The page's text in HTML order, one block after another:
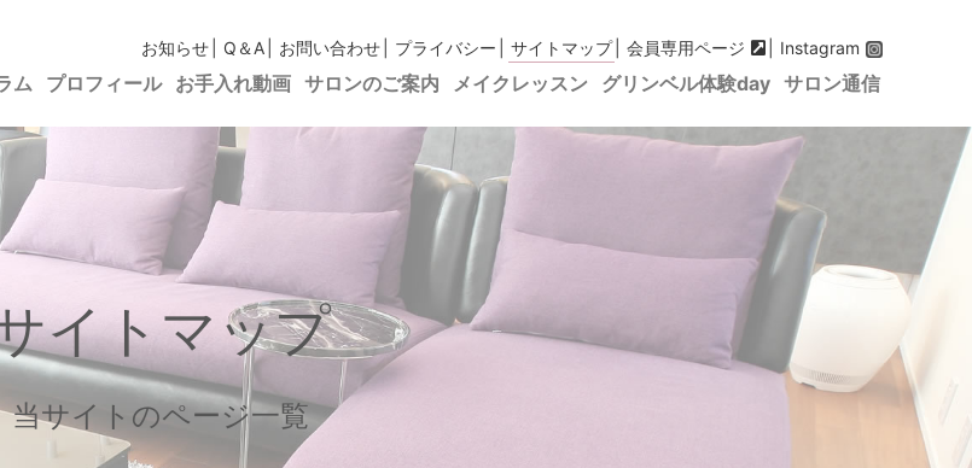
お知らせ Q＆A お問い合わせ プライバシー サイトマップ 会員専用ページ Instagram
ム プロフィール お手入れ動画 サロンのご案内 メイクレッスン グリンベル体験day サロン通信
イトマップ
当サイトのページ一覧